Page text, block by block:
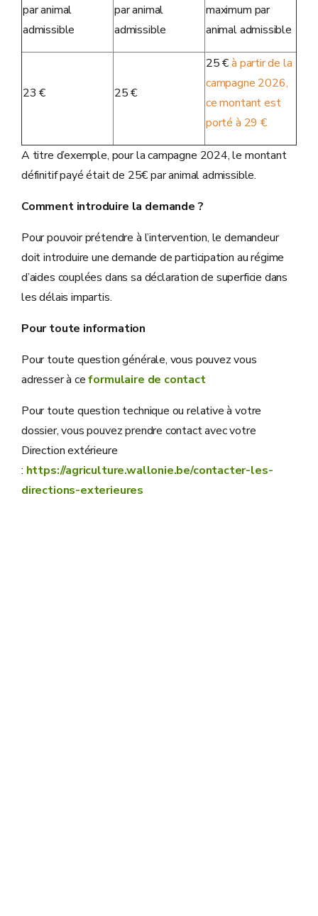
par animal
admissible
par animal
admissible
maximum par
animal admissible
23 € 25 €
25 €à partir de la
campagne 2026,
ce montant est
porté à 29 €
A titre d’exemple, pour la campagne 2024, le montant
définitif payé était de 25€ par animal admissible.
Comment introduire la demande ?
Pour pouvoir prétendre à l’intervention, le demandeur
doit introduire une demande de participation au régime
d’aides couplées dans sa déclaration de superficie dans
les délais impartis.
Pour toute information
Pour toute question générale, vous pouvez vous
adresser à ceformulaire de contact
Pour toute question technique ou relative à votre
dossier, vous pouvez prendre contact avec votre
Direction extérieure
: https://agriculture.wallonie.be/contacter-les-
directions-exterieures